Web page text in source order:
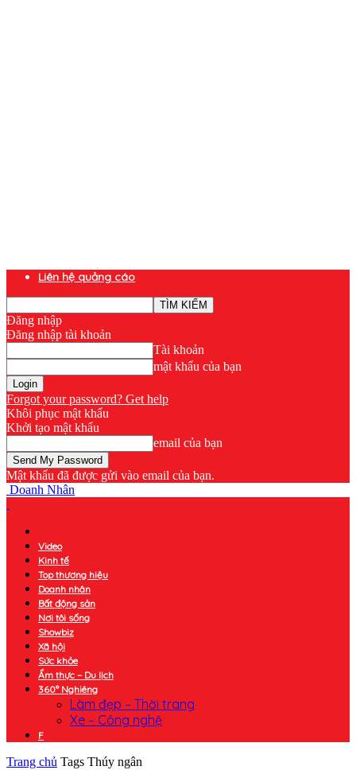
Liên hệ quảng cáo
Đăng nhập
Đăng nhập tài khoản
Tài khoản
mật khẩu của bạn
Forgot your password? Get help
Khôi phục mật khẩu
Khởi tạo mật khẩu
email của bạn
Mật khẩu đã được gửi vào email của bạn.
Doanh Nhân
Video
Kinh tế
Top thương hiệu
Doanh nhân
Bất động sản
Nơi tôi sống
Showbiz
Xã hội
Sức khỏe
Ẩm thực – Du lịch
360° Nghiêng
Làm đẹp – Thời trang
Xe – Công nghệ
F
Trang chủ Tags Thúy ngân